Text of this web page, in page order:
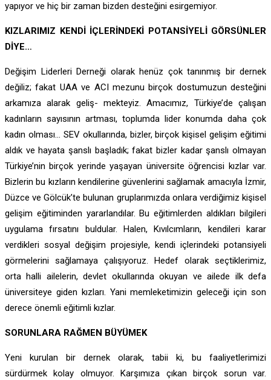
yapıyor ve hiç bir zaman bizden desteğini esirgemiyor.
KIZLARIMIZ KENDİ İÇLERİNDEKİ POTANSİYELİ GÖRSÜNLER
DİYE…
Değişim Liderleri Derneği olarak henüz çok tanınmış bir dernek
değiliz; fakat UAA ve ACI mezunu birçok dostumuzun desteğini
arkamıza alarak geliş- mekteyiz. Amacımız, Türkiye’de çalışan
kadınların sayısının artması, toplumda lider konumda daha çok
kadın olması… SEV okullarında, bizler, birçok kişisel gelişim eğitimi
aldık ve hayata şanslı başladık; fakat bizler kadar şanslı olmayan
Türkiye’nin birçok yerinde yaşayan üniversite öğrencisi kızlar var.
Bizlerin bu kızların kendilerine güvenlerini sağlamak amacıyla İzmir,
Düzce ve Gölcük’te bulunan gruplarımızda onlara verdiğimiz kişisel
gelişim eğitiminden yararlandılar. Bu eğitimlerden aldıkları bilgileri
uygulama fırsatını buldular. Halen, Kıvılcımların, kendileri karar
verdikleri sosyal değişim projesiyle, kendi içlerindeki potansiyeli
görmelerini sağlamaya çalışıyoruz. Hedef olarak seçtiklerimiz,
orta halli ailelerin, devlet okullarında okuyan ve ailede ilk defa
üniversiteye giden kızları. Yani memleketimizin geleceği için son
derece önemli eğitimli kızlar.
SORUNLARA RAĞMEN BÜYÜMEK
Yeni kurulan bir dernek olarak, tabii ki, bu faaliyetlerimizi
sürdürmek kolay olmuyor. Karşımıza çıkan birçok sorun var.